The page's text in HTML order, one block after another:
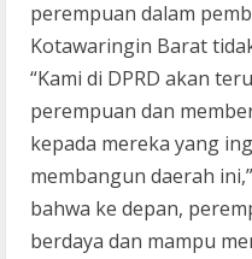
perempuan dalam
Kotawaringin Barat
“Kami di DPRD akan
perempuan dan
kepada mereka yang
membangun daerah
bahwa ke depan,
berdaya dan mampu